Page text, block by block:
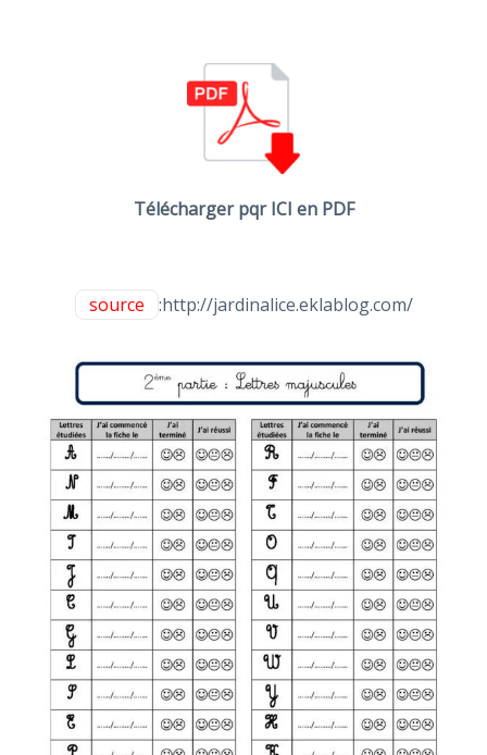
Télécharger pqr ICI en PDF
source :http://jardinalice.eklablog.com/